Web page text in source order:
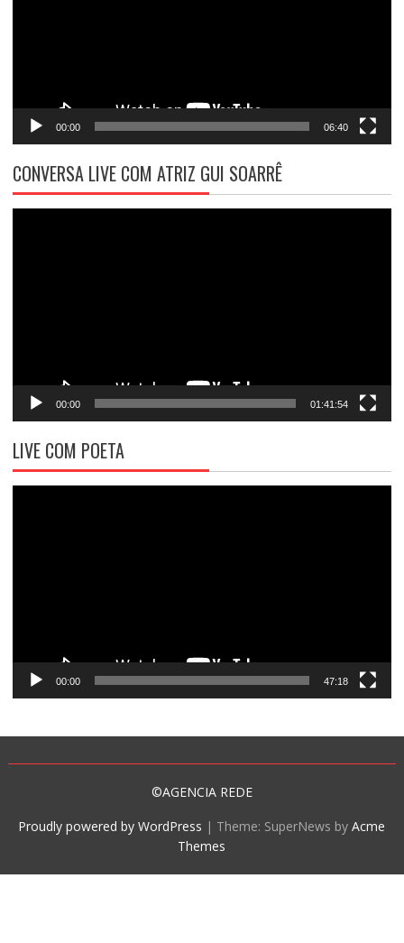
00:00 06:40
CONVERSA LIVE COM ATRIZ GUI SOARRÊ
00:00 01:41:54
LIVE COM POETA
00:00 47:18
©AGENCIA REDE
Proudly powered by WordPress | Theme: SuperNews byAcme
Themes